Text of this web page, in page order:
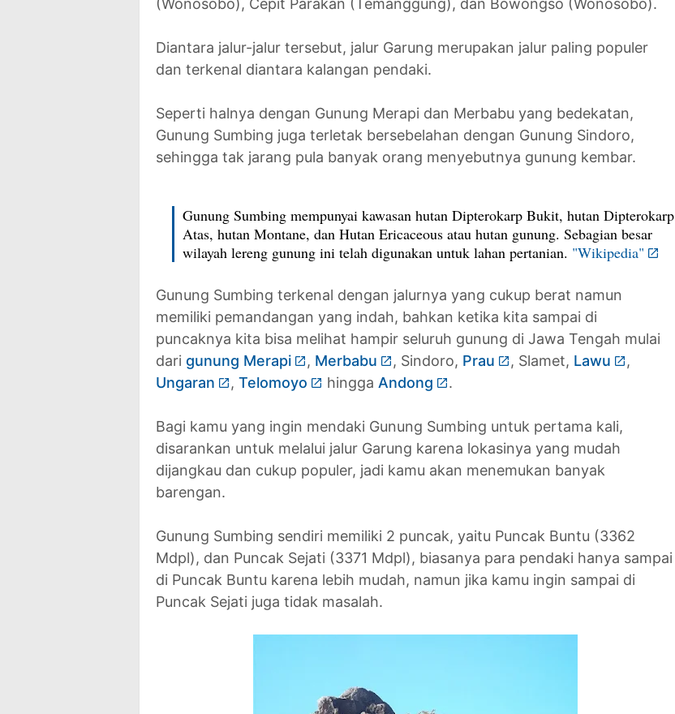
(Wonosobo), Cepit Parakan (Temanggung), dan Bowongso (Wonosobo).
Diantara jalur-jalur tersebut, jalur Garung merupakan jalur paling populer
dan terkenal diantara kalangan pendaki.
Seperti halnya dengan Gunung Merapi dan Merbabu yang bedekatan,
Gunung Sumbing juga terletak bersebelahan dengan Gunung Sindoro,
sehingga tak jarang pula banyak orang menyebutnya gunung kembar.
Gunung Sumbing mempunyai kawasan hutan Dipterokarp Bukit, hutan Dipterokarp
Atas, hutan Montane, dan Hutan Ericaceous atau hutan gunung. Sebagian besar
wilayah lereng gunung ini telah digunakan untuk lahan pertanian. "Wikipedia"
Gunung Sumbing terkenal dengan jalurnya yang cukup berat namun
memiliki pemandangan yang indah, bahkan ketika kita sampai di
puncaknya kita bisa melihat hampir seluruh gunung di Jawa Tengah mulai
dari gunung Merapi , Merbabu , Sindoro, Prau , Slamet, Lawu
,
Ungaran
, Telomoyo hingga Andong .
Bagi kamu yang ingin mendaki Gunung Sumbing untuk pertama kali,
disarankan untuk melalui jalur Garung karena lokasinya yang mudah
dijangkau dan cukup populer, jadi kamu akan menemukan banyak
barengan.
Gunung Sumbing sendiri memiliki 2 puncak, yaitu Puncak Buntu (3362
Mdpl), dan Puncak Sejati (3371 Mdpl), biasanya para pendaki hanya sampai
di Puncak Buntu karena lebih mudah, namun jika kamu ingin sampai di
Puncak Sejati juga tidak masalah.